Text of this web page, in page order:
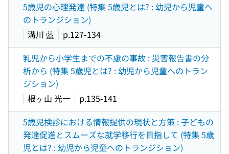
5歳児の心理発達 (特集 5歳児とは? : 幼児から児童へ
のトランジション)
溝川 藍
p.127-134
乳児から小学生までの不慮の事故 : 災害報告書の分
析から (特集 5歳児とは? : 幼児から児童へのトラン
ジション)
根ヶ山 光一
p.135-141
5歳児検診における情報提供の現状と方策 : 子どもの
発達促進とスムーズな就学移行を目指して (特集 5歳
児とは? : 幼児から児童へのトランジション)